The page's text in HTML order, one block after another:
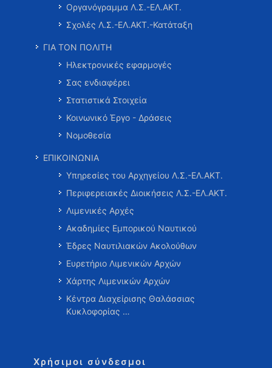
Οργανόγραμμα Λ.Σ.-ΕΛ.ΑΚΤ.
Σχολές Λ.Σ.-ΕΛ.ΑΚΤ.-Κατάταξη
ΓΙΑ ΤΟΝ ΠΟΛΙΤΗ
Ηλεκτρονικές εφαρμογές
Σας ενδιαφέρει
Στατιστικά Στοιχεία
Κοινωνικό Έργο - Δράσεις
Νομοθεσία
ΕΠΙΚΟΙΝΩΝΙΑ
Υπηρεσίες του Αρχηγείου Λ.Σ.-ΕΛ.ΑΚΤ.
Περιφερειακές Διοικήσεις Λ.Σ.-ΕΛ.ΑΚΤ.
Λιμενικές Αρχές
Ακαδημίες Εμπορικού Ναυτικού
Έδρες Ναυτιλιακών Ακολούθων
Ευρετήριο Λιμενικών Αρχών
Χάρτης Λιμενικών Αρχών
Κέντρα Διαχείρισης Θαλάσσιας
Κυκλοφορίας …
Χρήσιμοι σύνδεσμοι